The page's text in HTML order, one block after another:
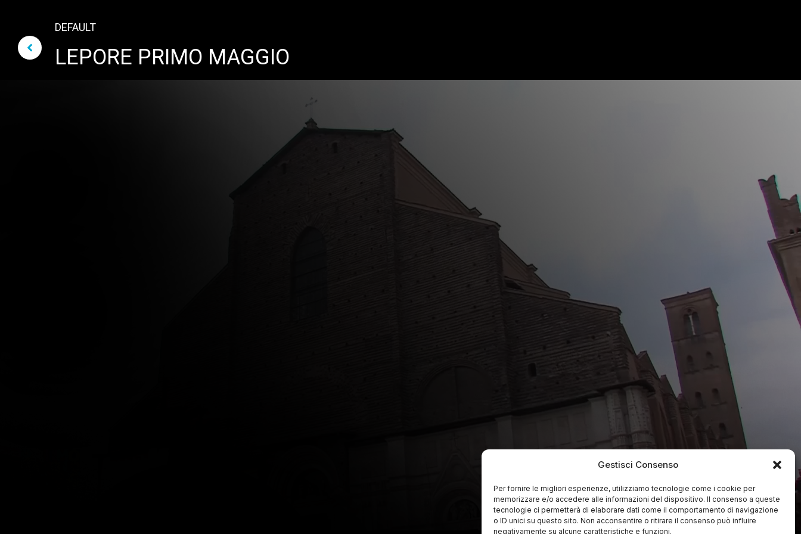
Gestisci Consenso
Per fornire le migliori esperienze, utilizziamo tecnologie come i cookie per
memorizzare e/o accedere alle informazioni del dispositivo. Il consenso a queste
tecnologie ci permetterà di elaborare dati come il comportamento di navigazione
o ID unici su questo sito. Non acconsentire o ritirare il consenso può influire
negativamente su alcune caratteristiche e funzioni.